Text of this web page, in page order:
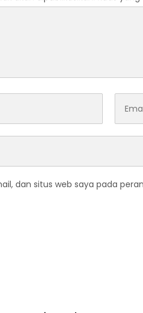
dan situs web saya pada